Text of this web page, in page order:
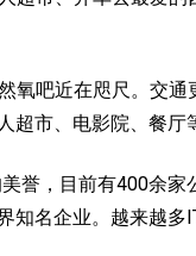
吧近在咫尺。交
市、电影院、餐厅
誉，目前有400余
知名企业。越来越